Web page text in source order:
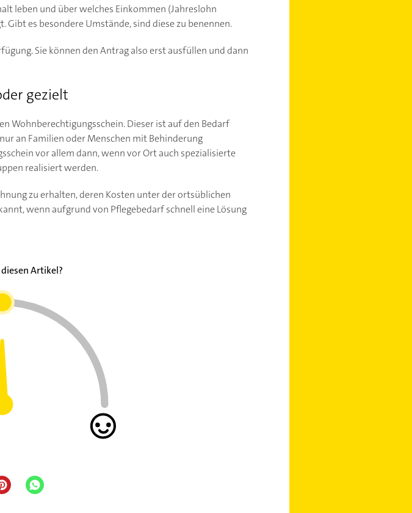
leben und über welches Einkommen (Jahreslohn
Gibt es besondere Umstände, sind diese zu benennen.
Sie können den Antrag also erst ausfüllen und dann
gezielt
Wohnberechtigungsschein. Dieser ist auf den Bedarf
an Familien oder Menschen mit Behinderung
vor allem dann, wenn vor Ort auch spezialisierte
realisiert werden.
zu erhalten, deren Kosten unter der ortsüblichen
wenn aufgrund von Pflegebedarf schnell eine Lösung
Artikel?